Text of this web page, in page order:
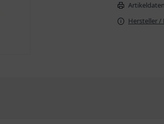
Hersteller /